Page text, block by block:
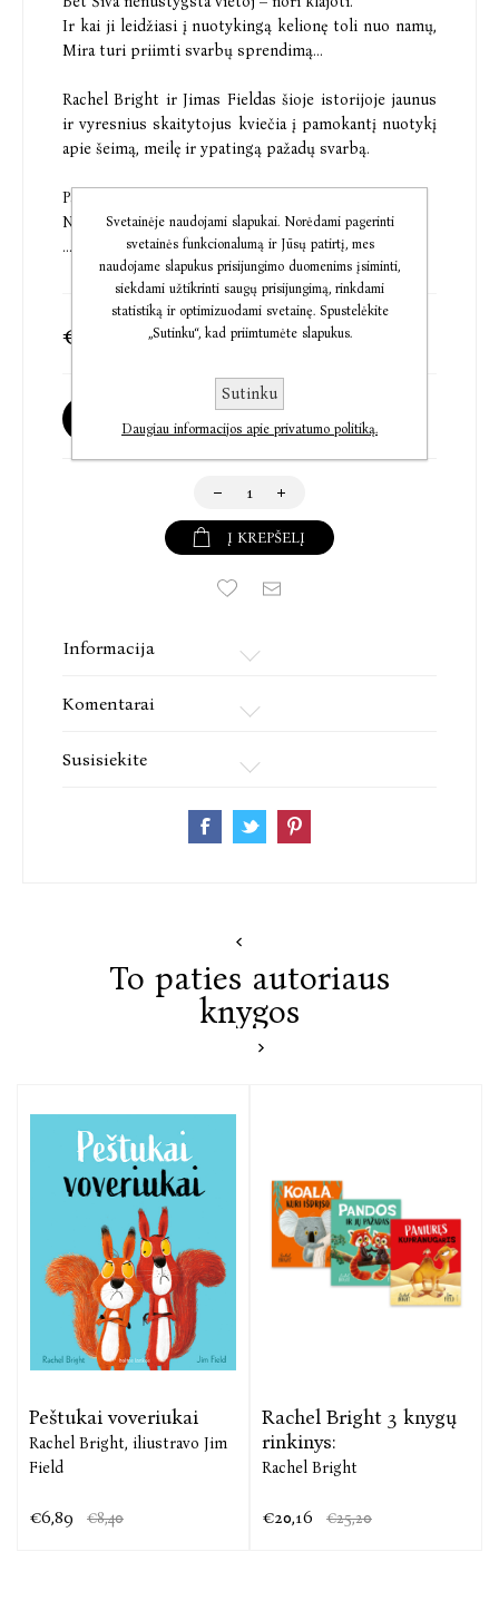
Ir kai ji leidžiasi į nuotykingą kelionę toli nuo namų,
Mira turi priimti svarbų sprendimą...
Rachel Bright ir Jimas Fieldas šioje istorijoje jaunus
ir vyresnius skaitytojus kviečia į pamokantį nuotykį
apie šeimą, meilę ir ypatingą pažadų svarbą.
Pažado duoto laikytis svarbu,
Nes tada aš pasitikiu jūsų...
...o jūs - manuoju žodžiu.
€6,89 €8,40
Galima užsakyti
Į KREPŠELĮ
Informacija
Komentarai
Susisiekite
To paties autoriaus
knygos
Peštukai voveriukai
Rachel Bright, iliustravo Jim
Field
€6,89 €8,40
Rachel Bright 3 knygų
rinkinys:
Rachel Bright
€20,16 €25,20
Svetainėje naudojami slapukai. Norėdami pagerinti
svetainės funkcionalumą ir Jūsų patirtį, mes
naudojame slapukus prisijungimo duomenims įsiminti,
siekdami užtikrinti saugų prisijungimą, rinkdami
statistiką ir optimizuodami svetainę. Spustelėkite
„Sutinku“, kad priimtumėte slapukus.
Sutinku
Daugiau informacijos apie privatumo politiką.